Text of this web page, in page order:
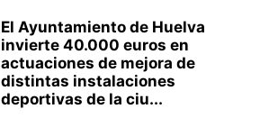
El Ayuntamiento de Huelva
invierte 40.000 euros en
actuaciones de mejora de
distintas instalaciones
deportivas de la ciu...